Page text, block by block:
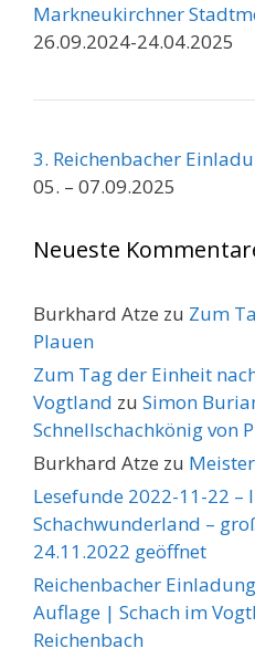
Markneukirchner
26.09.2024-24.04.2025
3. Reichenbacher
05. – 07.09.2025
Neueste
Burkhard Atze zu Zum
Plauen
Zum Tag der Einheit
Vogtland zu Simon
Schnellschachkönig von
Burkhard Atze zu
Lesefunde 2022-11-22 –
Schachwunderland –
24.11.2022 geöffnet
Reichenbacher
Auflage | Schach im
Reichenbach